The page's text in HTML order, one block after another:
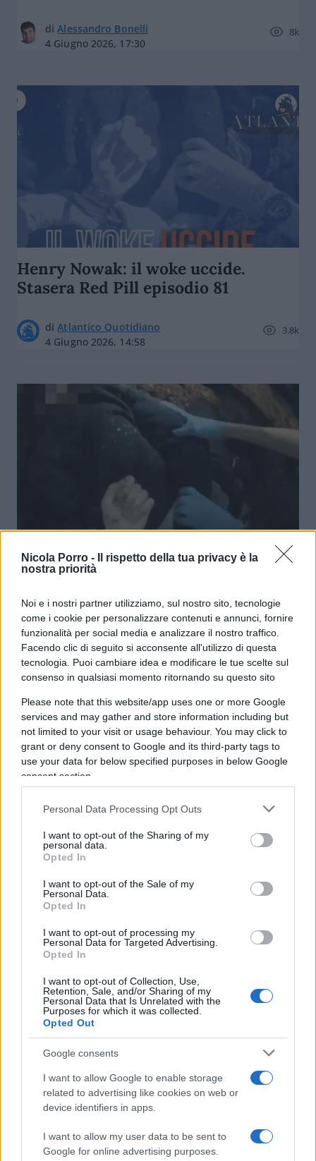
Nicola Porro -
Il rispetto della tua privacy è la
nostra priorità
Noi e i nostri partner utilizziamo, sul nostro sito, tecnologie
come i cookie per personalizzare contenuti e annunci, fornire
funzionalità per social media e analizzare il nostro traffico.
Facendo clic di seguito si acconsente all'utilizzo di questa
tecnologia. Puoi cambiare idea e modificare le tue scelte sul
consenso in qualsiasi momento ritornando su questo sito
Please note that this website/app uses one or more Google
services and may gather and store information including but
not limited to your visit or usage behaviour. You may click to
grant or deny consent to Google and its third-party tags to
use your data for below specified purposes in below Google
consent section.
Personal Data Processing Opt Outs
I want to opt-out of the Sharing of my
personal data.
Opted In
I want to opt-out of the Sale of my
Personal Data.
Opted In
I want to opt-out of processing my
Personal Data for Targeted Advertising.
Opted In
I want to opt-out of Collection, Use,
Retention, Sale, and/or Sharing of my
Personal Data that Is Unrelated with the
Purposes for which it was collected.
Opted Out
Google consents
I want to allow Google to enable storage
related to advertising like cookies on web or
device identifiers in apps.
I want to allow my user data to be sent to
Google for online advertising purposes.
diAlessandro Bonelli
4 Giugno 2026, 17:30
8k
Henry Nowak: il woke uccide.
Stasera Red Pill episodio 81
diAtlantico Quotidiano
4 Giugno 2026, 14:58
3.8k
Henry Nowak: ecco come hanno
diFederico Punzi
3 Giugno 2026, 5:57
El Koudri: dopo l’orrore di Modena,
il circo mediatico-giudiziario
19 Maggio 2026, 5:57